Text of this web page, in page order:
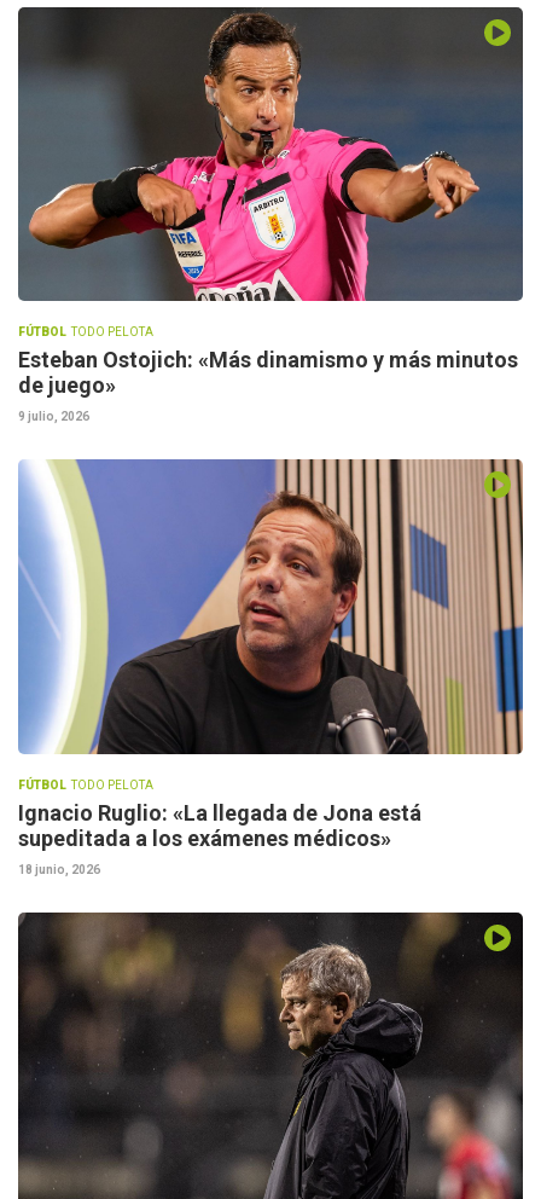
FÚTBOL TODO PELOTA
Esteban Ostojich: «Más dinamismo y más minutos
de juego»
9 julio, 2026
FÚTBOL TODO PELOTA
Ignacio Ruglio: «La llegada de Jona está
supeditada a los exámenes médicos»
18 junio, 2026